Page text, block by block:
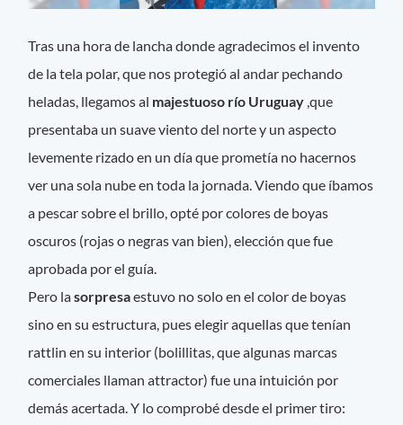
Tras una hora de lancha donde agradecimos el invento
de la tela polar, que nos protegió al andar pechando
heladas, llegamos al majestuoso río Uruguay ,que
presentaba un suave viento del norte y un aspecto
levemente rizado en un día que prometía no hacernos
ver una sola nube en toda la jornada. Viendo que íbamos
a pescar sobre el brillo, opté por colores de boyas
oscuros (rojas o negras van bien), elección que fue
aprobada por el guía.
Pero lasorpresaestuvo no solo en el color de boyas
sino en su estructura, pues elegir aquellas que tenían
rattlin en su interior (bolillitas, que algunas marcas
comerciales llaman attractor) fue una intuición por
demás acertada. Y lo comprobé desde el primer tiro: